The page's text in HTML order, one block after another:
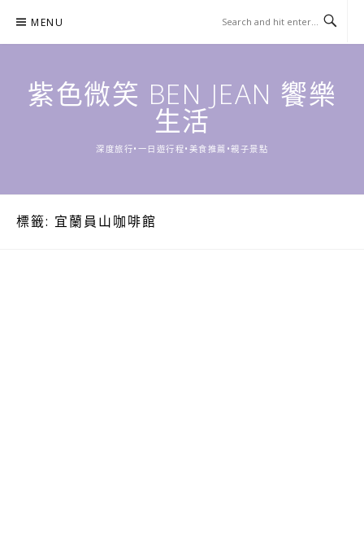
content
MENU
紫色微笑 BEN JEAN 饗樂
生活
深度旅行•一日遊行程•美食推薦•親子景點
標籤: 宜蘭員山咖啡館